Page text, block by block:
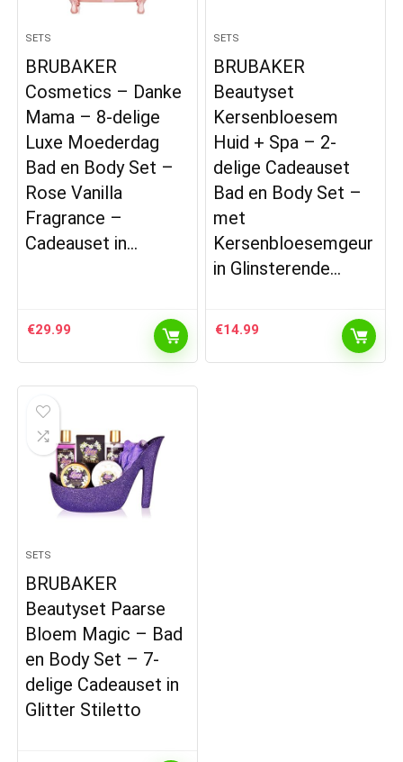
SETS
BRUBAKER
Cosmetics – Danke
Mama – 8-delige
Luxe Moederdag
Bad en Body Set –
Rose Vanilla
Fragrance –
Cadeauset in…
€29.99
SETS
BRUBAKER
Beautyset
Kersenbloesem
Huid + Spa – 2-
delige Cadeauset
Bad en Body Set –
met
Kersenbloesemgeur
in Glinsterende…
€14.99
SETS
BRUBAKER
Beautyset Paarse
Bloem Magic – Bad
en Body Set – 7-
delige Cadeauset in
Glitter Stiletto